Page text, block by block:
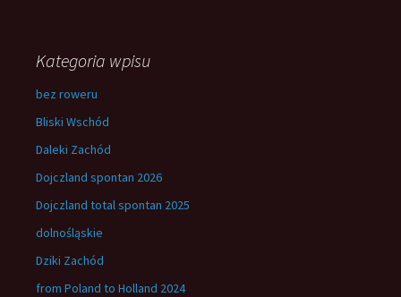
Kategoria wpisu
bez roweru
Bliski Wschód
Daleki Zachód
Dojczland spontan 2026
Dojczland total spontan 2025
dolnośląskie
Dziki Zachód
from Poland to Holland 2024